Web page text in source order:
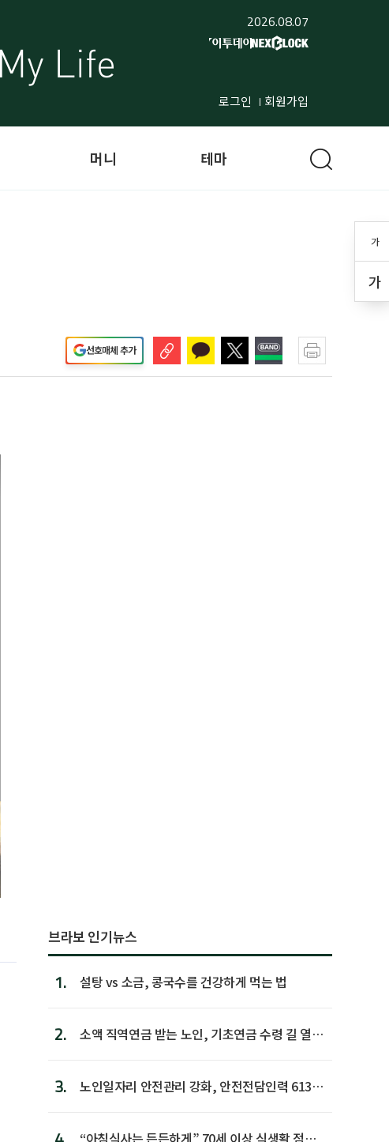
2026.08.07
로그인 회원가입
가
가
머니 테마
선호매체 추가
브라보 인기뉴스
1. 설탕 vs 소금, 콩국수를 건강하게 먹는 법
2.
소액 직역연금 받는 노인, 기초연금 수령 길 열린
3.
노인일자리 안전관리 강화, 안전전담인력 613명
“아침식사는 든든하게” 70세 이상 식생활 점수